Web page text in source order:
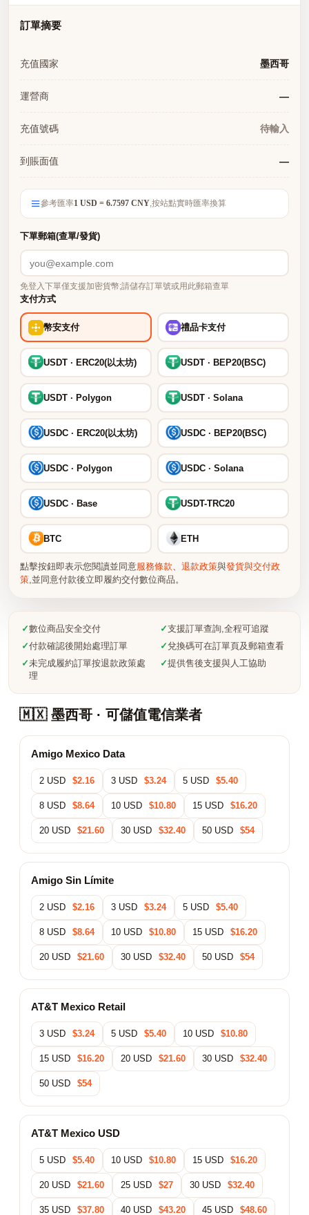
訂單摘要
充值國家 墨西哥
運營商 —
充值號碼 待輸入
到賬面值 —
參考匯率1 USD = 6.7597 CNY,按站點實時匯率換算
下單郵箱(查單/發貨)
免登入下單僅支援加密貨幣;請儲存訂單號或用此郵箱查單
支付方式
幣安支付 禮品卡支付
USDT · ERC20(以太坊) USDT · BEP20(BSC)
USDT · Polygon USDT · Solana
USDC · ERC20(以太坊) USDC · BEP20(BSC)
USDC · Polygon USDC · Solana
USDC · Base USDT-TRC20
BTC ETH
點擊按鈕即表示您閱讀並同意服務條款、 退款政策與發貨與交付政
策,並同意付款後立即履約交付數位商品。
✓數位商品安全交付 ✓支援訂單查詢,全程可追蹤
✓付款確認後開始處理訂單 ✓兌換碼可在訂單頁及郵箱查看
✓未完成履約訂單按退款政策處
理
✓提供售後支援與人工協助
🇲🇽 墨西哥 · 可儲值電信業者
Amigo Mexico Data
2 USD $2.16 3 USD $3.24 5 USD $5.40
8 USD $8.64 10 USD $10.80 15 USD $16.20
20 USD $21.60 30 USD $32.40 50 USD $54
Amigo Sin Límite
2 USD $2.16 3 USD $3.24 5 USD $5.40
8 USD $8.64 10 USD $10.80 15 USD $16.20
20 USD $21.60 30 USD $32.40 50 USD $54
AT&T Mexico Retail
3 USD $3.24 5 USD $5.40 10 USD $10.80
15 USD $16.20 20 USD $21.60 30 USD $32.40
50 USD $54
AT&T Mexico USD
5 USD $5.40 10 USD $10.80 15 USD $16.20
20 USD $21.60 25 USD $27 30 USD $32.40
35 USD $37.80 40 USD $43.20 45 USD $48.60